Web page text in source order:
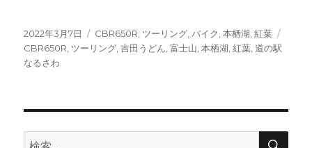
投
稿
日:
2022年3月7日
カ
テ
CBR650R ツーリング バイク ,本栖湖 ,紅葉
CBR650R ツーリング ,吉田うどん ,富士山 ,本栖湖 ,紅葉 ,道の駅
なるさわ
検
検